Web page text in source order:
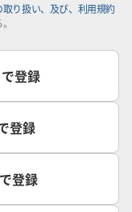
り扱い、及び、利用規約
登録
登録
登録